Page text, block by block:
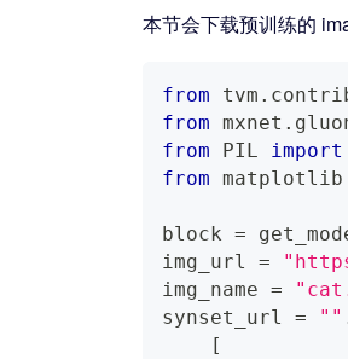
本节会下载预训练的
from tvm .
from mxnet .
from PIL import
from matplotlib
block =
img_url =
img_name =
synset_url = ""
[